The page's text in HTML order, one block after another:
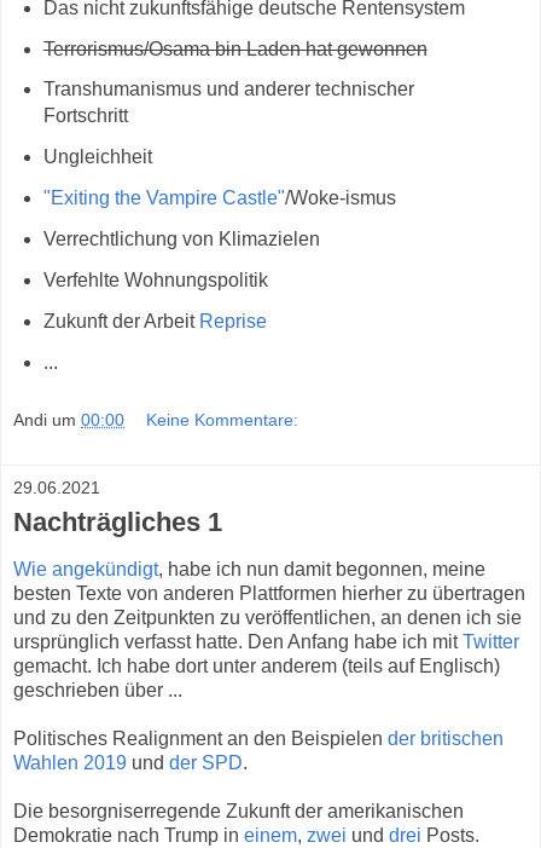
Das nicht zukunftsfähige deutsche Rentensystem
Terrorismus/Osama bin Laden hat gewonnen
Transhumanismus und anderer technischer
Fortschritt
Ungleichheit
"Exiting the Vampire Castle"/Woke-ismus
Verrechtlichung von Klimazielen
Verfehlte Wohnungspolitik
Zukunft der Arbeit Reprise
...
Andi um 00:00 Keine Kommentare:
29.06.2021
Nachträgliches 1
Wie angekündigt, habe ich nun damit begonnen, meine
besten Texte von anderen Plattformen hierher zu übertragen
und zu den Zeitpunkten zu veröffentlichen, an denen ich sie
ursprünglich verfasst hatte. Den Anfang habe ich mitTwitter
gemacht. Ich habe dort unter anderem (teils auf Englisch)
geschrieben über ...
Politisches Realignment an den Beispielen der britischen
Wahlen 2019 und der SPD.
Die besorgniserregende Zukunft der amerikanischen
Demokratie nach Trump in einem, zwei und drei Posts.